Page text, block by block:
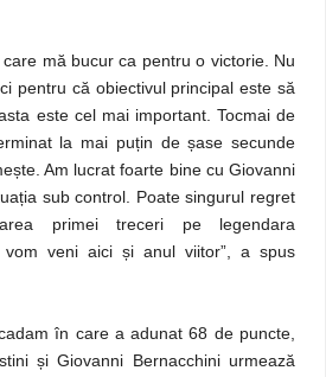
mă bucur ca pentru o victorie. Nu
pentru că obiectivul principal este să
este cel mai important. Tocmai de
la mai puțin de șase secunde
Am lucrat foarte bine cu Giovanni
sub control. Poate singurul regret
primei treceri pe legendara
vom veni aici și anul viitor”, a spus
în care a adunat 68 de puncte,
și Giovanni Bernacchini urmează